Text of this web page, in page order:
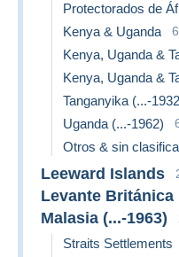
Kenya & Uganda
Kenya, Uganda &
Kenya, Uganda &
Tanganyika (...-
Uganda (...-1962)
Otros & sin
Leeward Islands
Levante Británica
Malasia (...-1963)
Straits Settlements